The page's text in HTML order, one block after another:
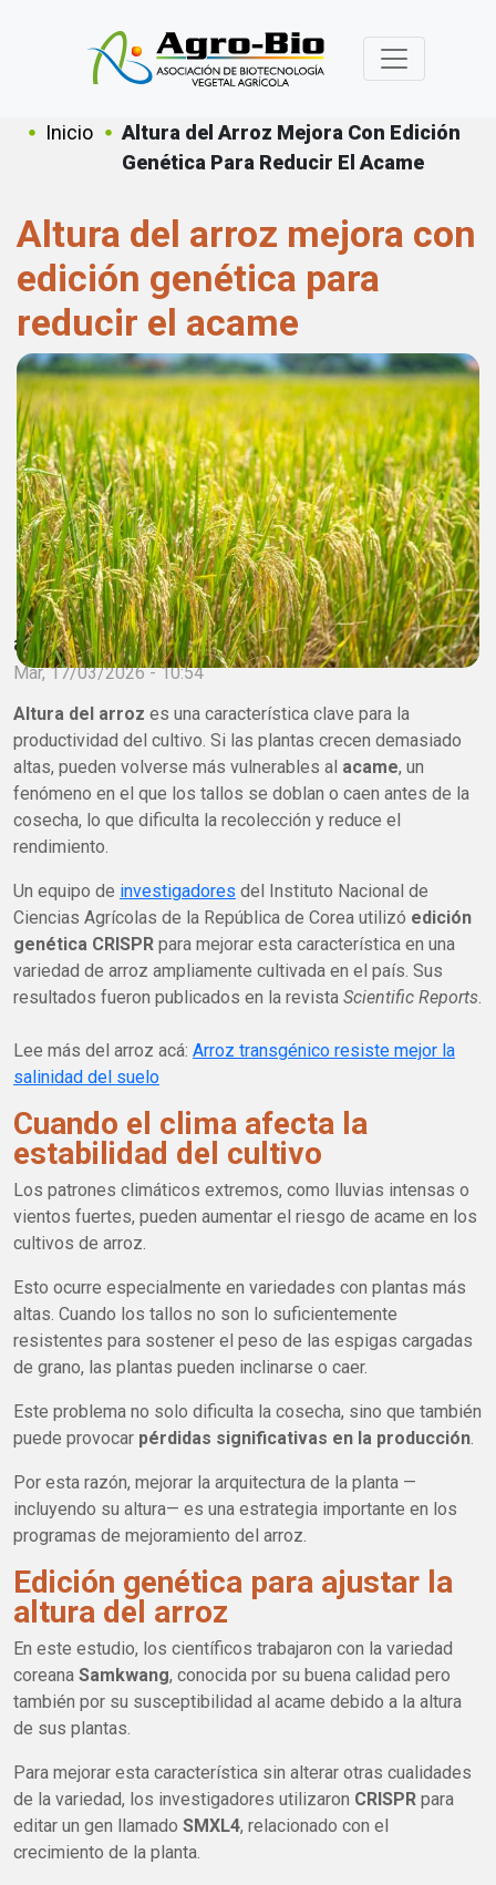
Sobrescribir enlaces de ayuda
Inicio
Altura del Arroz Mejora Con Edición
Genética Para Reducir El Acame
Altura del arroz mejora con
edición genética para
reducir el acame
adminagrobio
Mar, 17/03/2026 - 10:54
Altura del arroz es una característica clave para la
productividad del cultivo. Si las plantas crecen demasiado
altas, pueden volverse más vulnerables al acame, un
fenómeno en el que los tallos se doblan o caen antes de la
cosecha, lo que dificulta la recolección y reduce el
rendimiento.
Un equipo de investigadores del Instituto Nacional de
Ciencias Agrícolas de la República de Corea utilizó edición
genética CRISPR para mejorar esta característica en una
variedad de arroz ampliamente cultivada en el país. Sus
resultados fueron publicados en la revista Scientific Reports.
Lee más del arroz acá: Arroz transgénico resiste mejor la
salinidad del suelo
Cuando el clima afecta la
estabilidad del cultivo
Los patrones climáticos extremos, como lluvias intensas o
vientos fuertes, pueden aumentar el riesgo de acame en los
cultivos de arroz.
Esto ocurre especialmente en variedades con plantas más
altas. Cuando los tallos no son lo suficientemente
resistentes para sostener el peso de las espigas cargadas
de grano, las plantas pueden inclinarse o caer.
Este problema no solo dificulta la cosecha, sino que también
puede provocar pérdidas significativas en la producción.
Por esta razón, mejorar la arquitectura de la planta —
incluyendo su altura— es una estrategia importante en los
programas de mejoramiento del arroz.
Edición genética para ajustar la
altura del arroz
En este estudio, los científicos trabajaron con la variedad
coreana Samkwang, conocida por su buena calidad pero
también por su susceptibilidad al acame debido a la altura
de sus plantas.
Para mejorar esta característica sin alterar otras cualidades
de la variedad, los investigadores utilizaron CRISPR para
editar un gen llamado SMXL4, relacionado con el
crecimiento de la planta.